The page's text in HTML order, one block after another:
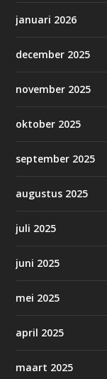
januari 2026
december 2025
november 2025
oktober 2025
september 2025
augustus 2025
juli 2025
juni 2025
mei 2025
april 2025
maart 2025